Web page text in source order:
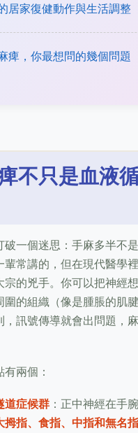
居家復健動作與生活調整
痺，你最想問的幾個問題
不只是血液
破一個迷思：手麻多半不
常講的，但在現代醫學裡
宗的兇手。你可以把神經
的組織（像是腫脹的肌
，訊號傳導就會出問題，
兩個：
道症候群 ：正中神經在手
拇指、食指、中指和無名